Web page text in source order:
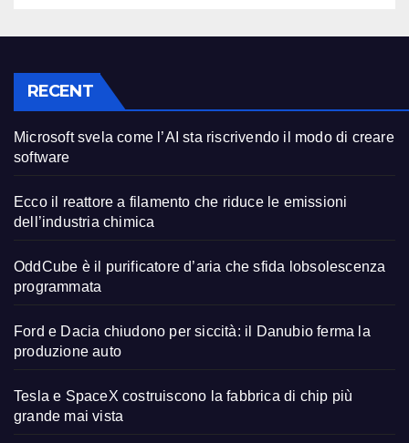
RECENT
Microsoft svela come l’AI sta riscrivendo il modo di creare
software
Ecco il reattore a filamento che riduce le emissioni
dell’industria chimica
OddCube è il purificatore d’aria che sfida lobsolescenza
programmata
Ford e Dacia chiudono per siccità: il Danubio ferma la
produzione auto
Tesla e SpaceX costruiscono la fabbrica di chip più
grande mai vista